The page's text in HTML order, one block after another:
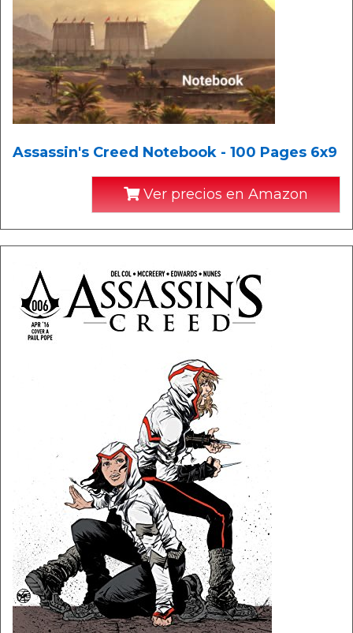
Assassin's Creed Notebook - 100 Pages 6x9
Ver precios en Amazon